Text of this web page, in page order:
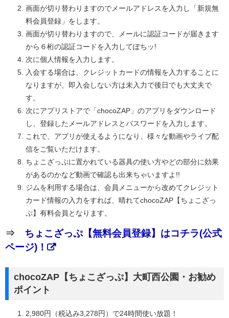
画面が切り替わりますのでメールアドレスを入力し「新規無
料会員登録」をします。
画面が切り替わりますので、メールに認証コードが届きます
から６桁の認証コードを入力してぽちッ!
次に個人情報を入力します。
入会する場合は、クレジットカードの情報を入力することに
なりますが、即入会しない方は未入力で後日でも大丈夫で
す。
次にアプリストアで「chocoZAP」のアプリをダウンロード
し、登録したメールアドレスとパスワードを入力します。
これで、アプリが使えるようになり、様々な動画やライブ配
信をご覧いただけます。
ちょこざっぷに置かれている器具の使い方やどの部分に効果
があるのかなど動画で確認も出来ちゃいますよ!!
ジムを利用する場合は、会員メニューから改めてクレジット
カード情報の入力をすれば、晴れてchocoZAP【ちょこざっ
ぷ】有料会員となります。
⇒ ちょこざっぷ【無料会員登録】はコチラ(公式
ページ)！
chocoZAP【ちょこざっぷ】大町西公園・お勧め
ポイント
2,980円（税込み3,278円）で24時間使い放題！